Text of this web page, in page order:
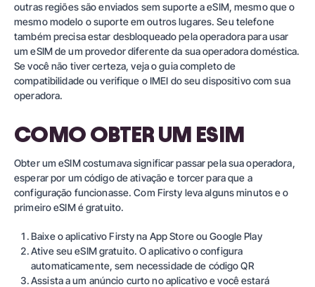
outras regiões são enviados sem suporte a eSIM, mesmo que o
mesmo modelo o suporte em outros lugares. Seu telefone
também precisa estar desbloqueado pela operadora para usar
um eSIM de um provedor diferente da sua operadora doméstica.
Se você não tiver certeza,veja o guia completo de
compatibilidadeou verifique o IMEI do seu dispositivo com sua
operadora.
COMO OBTER UM ESIM
Obter um eSIM costumava significar passar pela sua operadora,
esperar por um código de ativação e torcer para que a
configuração funcionasse. Com Firsty leva alguns minutos e o
primeiro eSIM é gratuito.
Baixe o aplicativo Firsty na App Store ou Google Play
Ative seu eSIM gratuito. O aplicativo o configura
automaticamente, sem necessidade de código QR
Assista a um anúncio curto no aplicativo e você estará